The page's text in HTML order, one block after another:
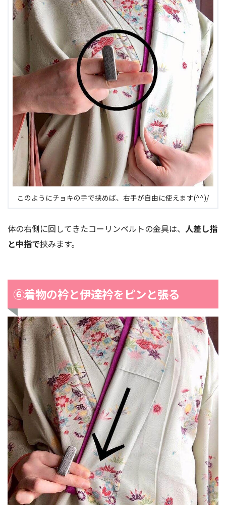
このようにチョキの手で挟めば、右手が自由に使えます(^^)/
体の右側に回してきたコーリンベルトの金具は、 人差し指
と中指で挟みます。
⑥着物の衿と伊達衿をピンと張る